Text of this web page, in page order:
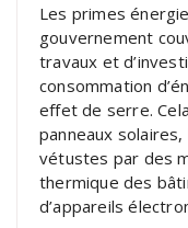
Les primes
gouvernement
travaux et
consommation
effet de serre.
panneaux
vétustes par des
thermique des
d’appareils